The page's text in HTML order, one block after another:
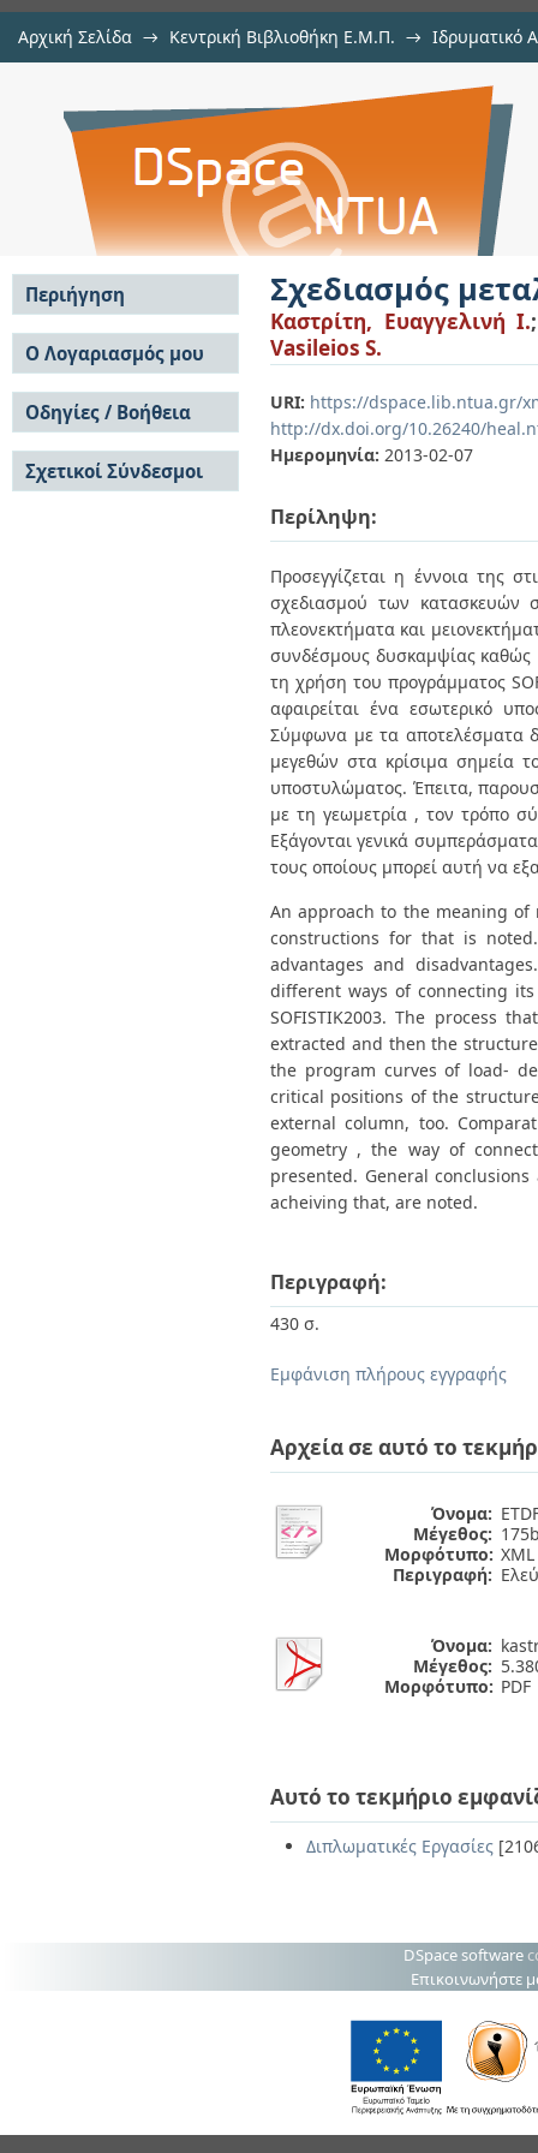
Αρχική Σελίδα → Κεντρική Βιβλιοθήκη Ε.Μ.Π. → Ιδρυματικό
Σχεδιασμός μεταλλικού φορέα
Σχεδιασμός
Καστρίτη, Ευαγγελινή Ι.
Vasileios S.
URI: https://dspace.lib.ntua.gr/
http://dx.doi.org/10.26240/
Ημερομηνία: 2013-02-07
Περίληψη:
Προσεγγίζεται η έννοια της
σχεδιασμού των κατασκευών
πλεονεκτήματα και
συνδέσμους δυσκαμψίας καθώς
τη χρήση του προγράμματος
αφαιρείται ένα εσωτερικό
Σύμφωνα με τα αποτελέσματα
μεγεθών στα κρίσιμα σημεία
υποστυλώματος. Έπειτα,
με τη γεωμετρία , τον τρόπο
Εξάγονται γενικά
τους οποίους μπορεί αυτή να
An approach to the meaning
constructions for that is
advantages and
different ways of connecting
SOFISTIK2003. The process
extracted and then the
the program curves of load-
critical positions of the
external column, too.
geometry , the way of
presented. General
acheiving that, are noted.
Περιγραφή:
430 σ.
Εμφάνιση πλήρους εγγραφής
Αρχεία σε αυτό το
Όνομα:
Μέγεθος:
Μορφότυπο: XML
Περιγραφή:
Όνομα:
Μέγεθος:
Μορφότυπο: PDF
Αυτό το τεκμήριο
Διπλωματικές Εργασίες
Περιήγηση
Σε όλο το DSpace
Κοινότητες & Συλλογές
Ανά Ημερομηνία
Έκδοσης
Συγγραφείς
Τίτλοι
Θέματα
Ο Λογαριασμός μου
Σύνδεση
Εγγραφή
Οδηγίες / Βοήθεια
Οδηγίες Υποβολής
Οδηγίες Χρήσης ΙΑ
Συχνές Ερωτήσεις
Σχετικοί Σύνδεσμοι
DSpace software
Επικοινωνήστε